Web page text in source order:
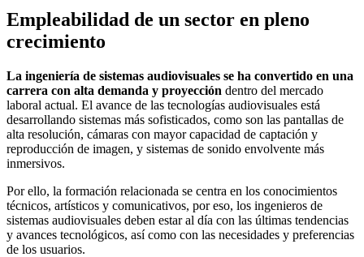
Empleabilidad de un sector en pleno
crecimiento
La ingeniería de sistemas audiovisuales se ha convertido en una
carrera con alta demanda y proyección dentro del mercado
laboral actual. El avance de las tecnologías audiovisuales está
desarrollando sistemas más sofisticados, como son las pantallas de
alta resolución, cámaras con mayor capacidad de captación y
reproducción de imagen, y sistemas de sonido envolvente más
inmersivos.
Por ello, la formación relacionada se centra en los conocimientos
técnicos, artísticos y comunicativos, por eso, los ingenieros de
sistemas audiovisuales deben estar al día con las últimas tendencias
y avances tecnológicos, así como con las necesidades y preferencias
de los usuarios.